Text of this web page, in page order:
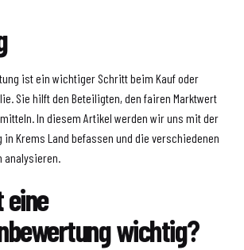
ist ein wichtiger Schritt beim Kauf oder
Sie hilft den Beteiligten, den fairen Marktwert
In diesem Artikel werden wir uns mit der
Krems Land befassen und die verschiedenen
wichtig?